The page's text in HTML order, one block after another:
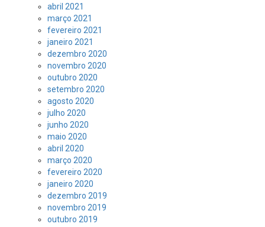
abril 2021
março 2021
fevereiro 2021
janeiro 2021
dezembro 2020
novembro 2020
outubro 2020
setembro 2020
agosto 2020
julho 2020
junho 2020
maio 2020
abril 2020
março 2020
fevereiro 2020
janeiro 2020
dezembro 2019
novembro 2019
outubro 2019